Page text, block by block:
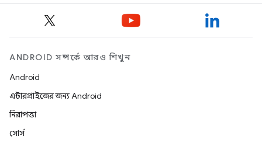
ANDROID সম্পর্কে আরও শিখুন
Android
এন্টারপ্রাইজের জন্য Android
নিরাপত্তা
সোর্স